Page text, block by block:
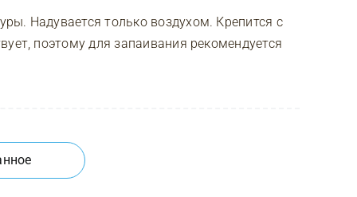
Надувается только воздухом. Крепится с
поэтому для запаивания рекомендуется